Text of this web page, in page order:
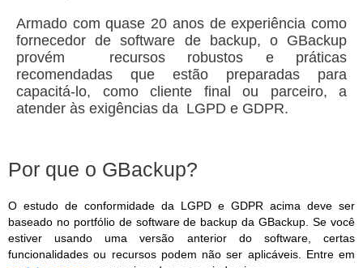
Armado com quase 20 anos de experiência como
fornecedor de software de backup, o GBackup
provém recursos robustos e práticas
recomendadas que estão preparadas para
capacitá-lo, como cliente final ou parceiro, a
atender às exigências da LGPD e GDPR.
Por que o GBackup?
O estudo de conformidade da LGPD e GDPR acima deve ser
baseado no portfólio de software de backup da GBackup. Se você
estiver usando uma versão anterior do software, certas
funcionalidades ou recursos podem não ser aplicáveis. Entre em